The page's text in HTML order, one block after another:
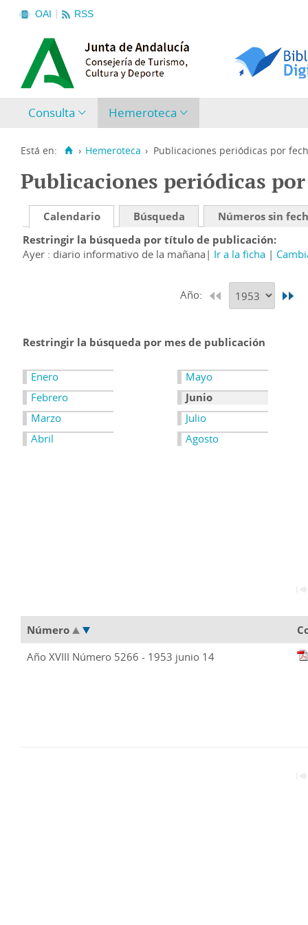
OAI RSS
Consulta Hemeroteca
Está en: › Hemeroteca › Publicaciones periódicas por
Publicaciones periódicas
Calendario Búsqueda
Números sin
Restringir la búsqueda por título de publicación
Ayer : diario informativo de la mañana
Ir a la ficha
Año:
Restringir la búsqueda por mes de publicación
Enero
Febrero
Marzo
Abril
Mayo
Junio
Julio
Agosto
Número
Año XVIII Número 5266 - 1953 junio 14